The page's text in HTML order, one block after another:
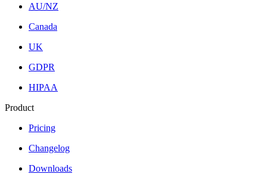
AU/NZ
Canada
UK
GDPR
HIPAA
Product
Pricing
Changelog
Downloads